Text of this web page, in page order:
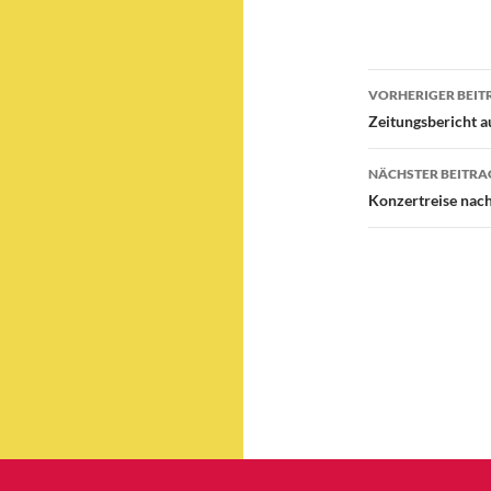
VORHERIGER
Zeitungsbericht
NÄCHSTER
Konzertreise